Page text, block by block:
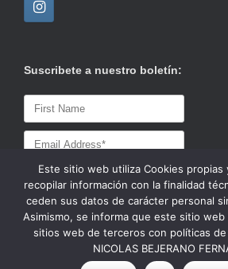
Suscribete a nuestro boletín:
© 2020 Ferretería / Azulejos Bejerano
Este sitio web utiliza Cookies
recopilar información con la finalidad
ceden sus datos de carácter personal
Asimismo, se informa que este sitio
sitios web de terceros con políticas de
NICOLAS BEJERANO